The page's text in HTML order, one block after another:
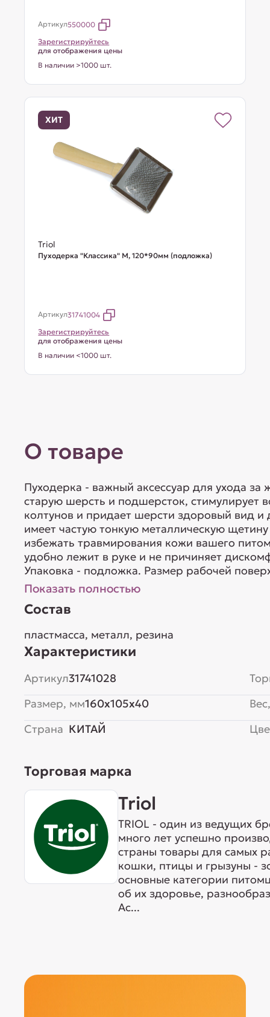
Артикул550000
Зарегистрируйтесь
для отображения цены
В наличии >1000 шт.
ХИТ
Triol
Пуходерка "Классика" M, 120*90мм (подложка)
Артикул31741004
Зарегистрируйтесь
для отображения цены
В наличии <1000 шт.
О товаре
Пуходерка - важный аксессуар для ухода
старую шерсть и подшерсток, стимулирует
колтунов и придает шерсти здоровый вид
имеет частую тонкую металлическую
избежать травмирования кожи вашего
удобно лежит в руке и не причиняет
Упаковка - подложка. Размер рабочей
Показать полностью
Состав
пластмасса, металл, резина
Характеристики
Артикул31741028
Размер, мм160x105x40
Страна КИТАЙ
Торговая марка
Triol
TRIOL - один из ведущих
много лет успешно
страны товары для самых
кошки, птицы и грызуны -
основные категории
об их здоровье,
Ас...